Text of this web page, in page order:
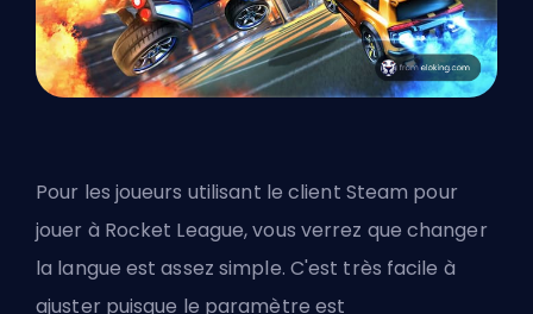
Pour les joueurs utilisant leclient Steam pour
jouer à Rocket League, vous verrez que changer
la langue est assez simple. C'est très facile à
ajuster puisque le paramètre est